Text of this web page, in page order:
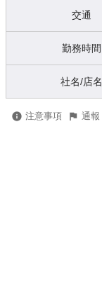
交通
勤務時間
社名/店名
注意事項 通報